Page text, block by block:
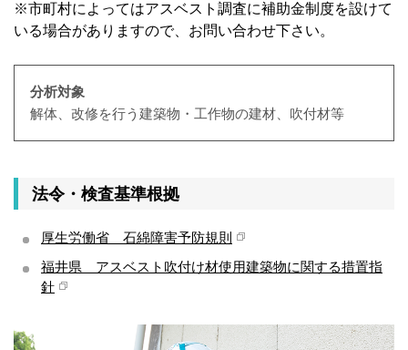
※市町村によってはアスベスト調査に補助金制度を設けて
いる場合がありますので、お問い合わせ下さい。
分析対象
解体、改修を行う建築物・工作物の建材、吹付材等
法令・検査基準根拠
厚生労働省 石綿障害予防規則
福井県 アスベスト吹付け材使用建築物に関する措置指
針